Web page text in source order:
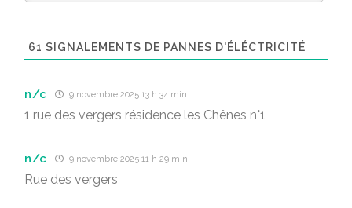
61 SIGNALEMENTS DE PANNES D'ÉLÉCTRICITÉ
n/c 9 novembre 2025 13 h 34 min
1 rue des vergers résidence les Chênes n°1
n/c 9 novembre 2025 11 h 29 min
Rue des vergers